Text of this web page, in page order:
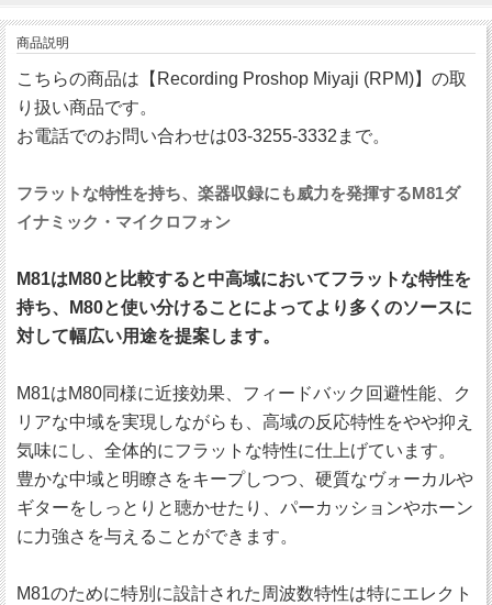
商品説明
こちらの商品は【Recording Proshop Miyaji (RPM)】の取
り扱い商品です。
お電話でのお問い合わせは03-3255-3332まで。
フラットな特性を持ち、楽器収録にも威力を発揮するM81ダ
イナミック・マイクロフォン
M81はM80と比較すると中高域においてフラットな特性を
持ち、M80と使い分けることによってより多くのソースに
対して幅広い用途を提案します。
M81はM80同様に近接効果、フィードバック回避性能、ク
リアな中域を実現しながらも、高域の反応特性をやや抑え
気味にし、全体的にフラットな特性に仕上げています。
豊かな中域と明瞭さをキープしつつ、硬質なヴォーカルや
ギターをしっとりと聴かせたり、パーカッションやホーン
に力強さを与えることができます。
M81のために特別に設計された周波数特性は特にエレクト